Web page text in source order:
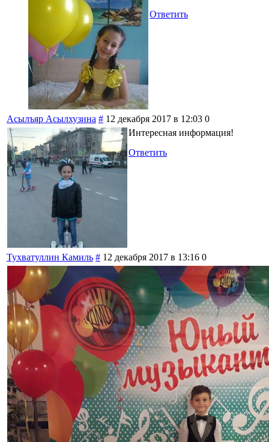
Ответить
Асылъяр Асылхузина # 12 декабря 2017 в 12:03 0
Интересная информация!
Ответить
Тухватуллин Камиль # 12 декабря 2017 в 13:16 0